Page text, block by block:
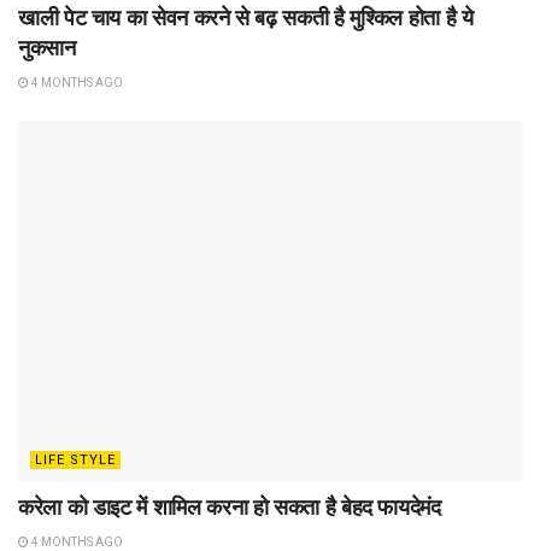
खाली पेट चाय का सेवन करने से बढ़ सकती है मुश्किल होता है ये
नुकसान
4 MONTHS AGO
LIFE STYLE
करेला को डाइट में शामिल करना हो सकता है बेहद फायदेमंद
4 MONTHS AGO